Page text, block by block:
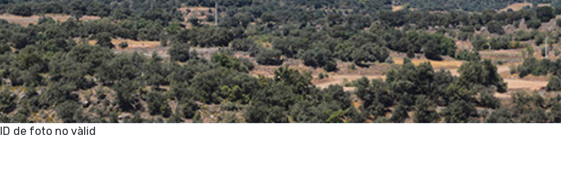
ID de foto no vàlid